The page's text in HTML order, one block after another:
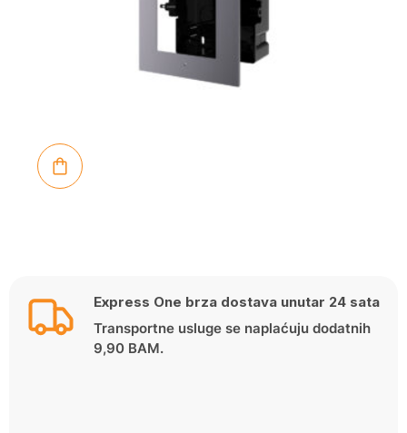
Express One brza dostava unutar 24 sata
Transportne usluge se naplaćuju dodatnih
9,90 BAM.